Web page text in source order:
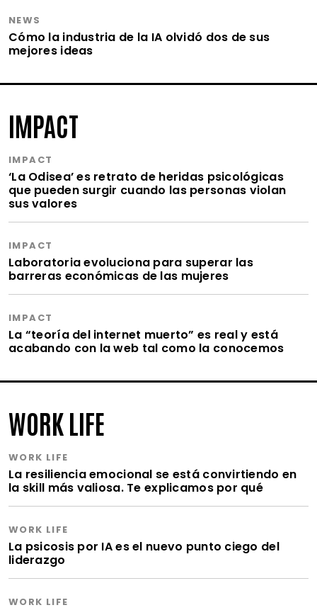
NEWS
Cómo la industria de la IA olvidó dos de sus
mejores ideas
IMPACT
IMPACT
‘La Odisea’ es retrato de heridas psicológicas
que pueden surgir cuando las personas violan
sus valores
IMPACT
Laboratoria evoluciona para superar las
barreras económicas de las mujeres
IMPACT
La “teoría del internet muerto” es real y está
acabando con la web tal como la conocemos
WORK LIFE
WORK LIFE
La resiliencia emocional se está convirtiendo en
la skill más valiosa. Te explicamos por qué
WORK LIFE
La psicosis por IA es el nuevo punto ciego del
liderazgo
WORK LIFE